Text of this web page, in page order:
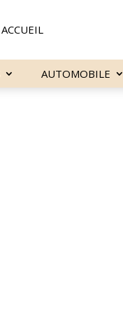
ACCUEIL
AUTOMOBILE